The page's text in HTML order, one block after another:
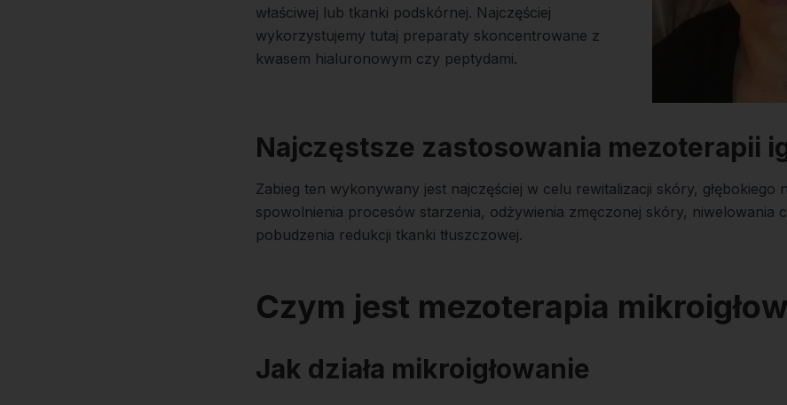
właściwej lub tkanki podskórnej. Najczęściej
wykorzystujemy tutaj preparaty skoncentrowane z
kwasem hialuronowym czy peptydami.
Najczęstsze zastosowania mezoterapii
Zabieg ten wykonywany jest najczęściej w celu rewitalizacji skóry, głębokiego
spowolnienia procesów starzenia, odżywienia zmęczonej skóry, niwelowania
pobudzenia redukcji tkanki tłuszczowej.
Czym jest mezoterapia
Jak działa mikroigłowanie